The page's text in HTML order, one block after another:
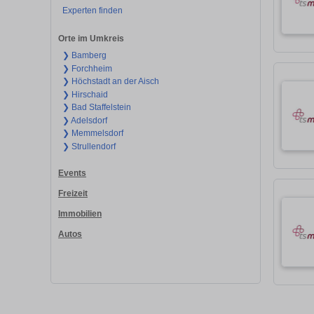
Experten finden
Orte im Umkreis
❯ Bamberg
❯ Forchheim
❯ Höchstadt an der Aisch
❯ Hirschaid
❯ Bad Staffelstein
❯ Adelsdorf
❯ Memmelsdorf
❯ Strullendorf
Events
Freizeit
Immobilien
Autos